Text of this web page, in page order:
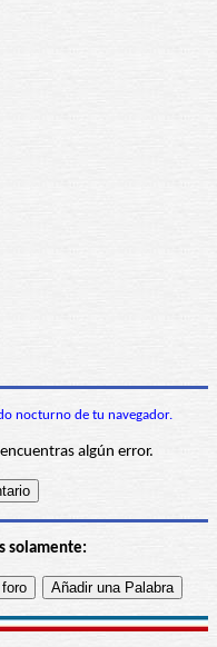
nocturno de tu navegador.
algún error.
solamente: